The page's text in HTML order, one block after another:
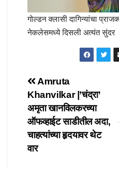
गोल्डन क्लासी दागिन्यांचा
नेकलेसमध्ये दिसली अत्यंत सुंदर
Post
navigation
Amruta
Khanvilkar |’चंद्रा’
अमृता खानविलकरच्या
ऑफव्हाईट साडीतील अदा,
चाहत्यांच्या हृदयावर थेट
वार